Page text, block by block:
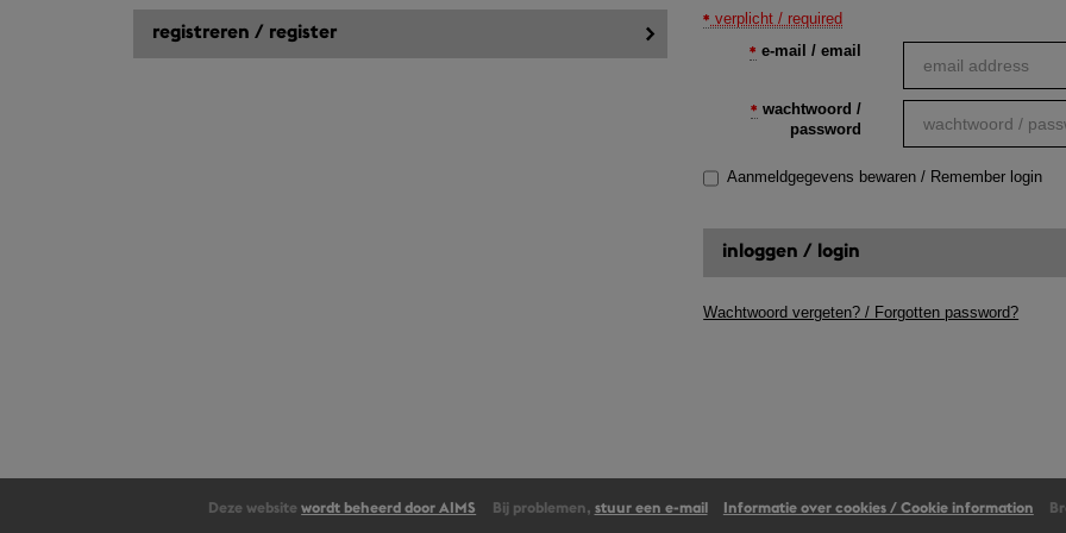
verplicht / required
e-mail / email
wachtwoord /
password
Aanmeldgegevens bewaren / Remember login
Wachtwoord vergeten? / Forgotten password?
Deze websitewordt beheerd door AIMS Bij problemen, stuur een e-mail Informatie over cookies / Cookie information